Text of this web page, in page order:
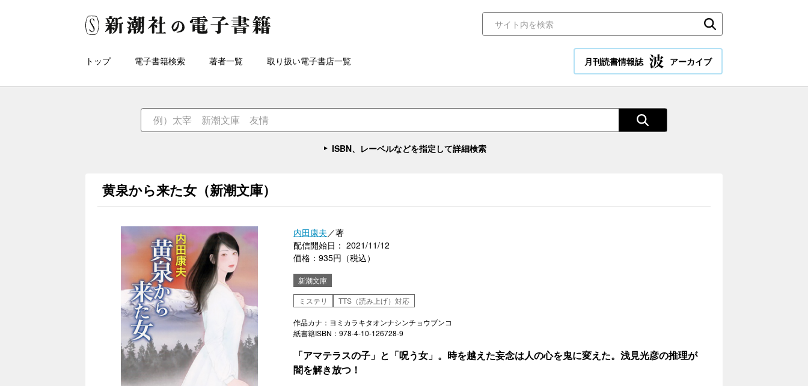
トップ 電子書籍検索 著者一覧 取り扱い電子書店一覧 月刊読書情報誌 アーカイブ
ISBN、レーベルなどを指定して詳細検索
黄泉から来た女（新潮文庫）
内田康夫／著
配信開始日： 2021/11/12
価格：935円（税込）
新潮文庫
ミステリ
TTS（読み上げ）対応
作品カナ：ヨミカラキタオンナシンチョウブンコ
紙書籍ISBN：978-4-10-126728-9
「アマテラスの子」と「呪う女」。時を越えた妄念は人の心を鬼に変えた。浅見光彦の推理が
闇を解き放つ！